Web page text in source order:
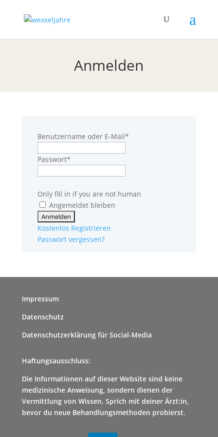
Anmelden
Benutzername oder E-Mail*
Passwort*
Only fill in if you are not human
Angemeldet bleiben
Kostenlos Registrieren
Passwort vergessen?
Impressum
Datenschutz
Datenschutzerklärung für Social-Media
Haftungsausschluss:
Die Informationen auf dieser Website sind keine
medizinische Anweisung, sondern dienen der
Vermittlung von Wissen. Sprich mit deiner Ärzt:in,
bevor du neue Behandlungsmethoden probierst.